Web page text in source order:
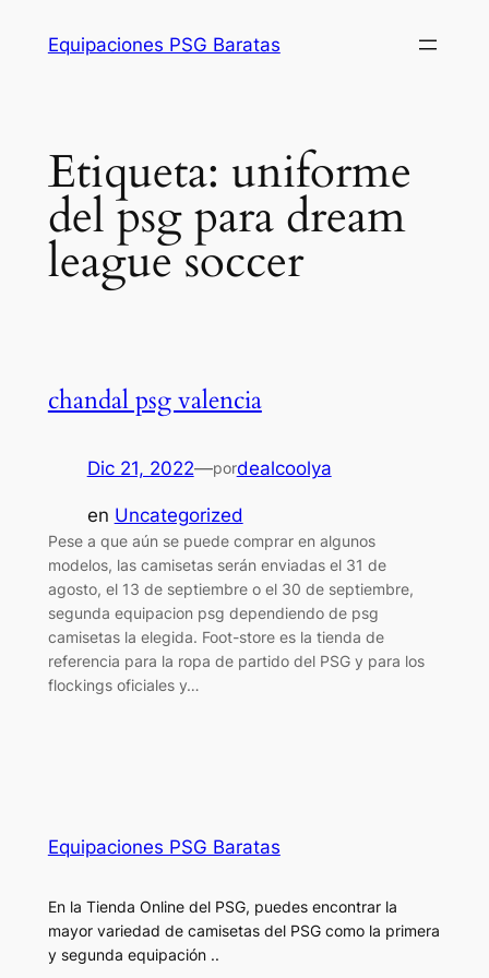
Equipaciones PSG Baratas
Etiqueta: uniforme
del psg para dream
league soccer
chandal psg valencia
Dic 21, 2022—pordealcoolya
en Uncategorized
Pese a que aún se puede comprar en algunos
modelos, las camisetas serán enviadas el 31 de
agosto, el 13 de septiembre o el 30 de septiembre,
segunda equipacion psg dependiendo de psg
camisetas la elegida. Foot-store es la tienda de
referencia para la ropa de partido del PSG y para los
flockings oficiales y…
Equipaciones PSG Baratas
En la Tienda Online del PSG, puedes encontrar la
mayor variedad de camisetas del PSG como la primera
y segunda equipación ..